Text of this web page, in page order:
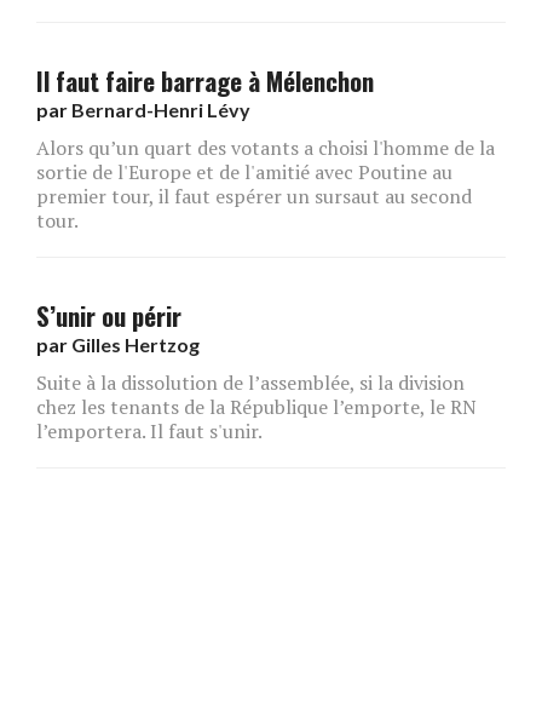
Il faut faire barrage à Mélenchon
par Bernard-Henri Lévy
Alors qu’un quart des votants a choisi l'homme de la
sortie de l'Europe et de l'amitié avec Poutine au
premier tour, il faut espérer un sursaut au second
tour.
S’unir ou périr
par Gilles Hertzog
Suite à la dissolution de l’assemblée, si la division
chez les tenants de la République l’emporte, le RN
l’emportera. Il faut s'unir.